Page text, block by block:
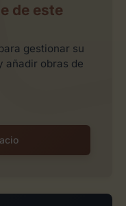
de este
gestionar su
añadir obras de